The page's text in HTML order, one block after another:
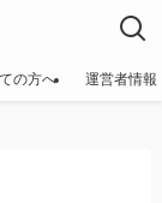
の方へ 運営者情報